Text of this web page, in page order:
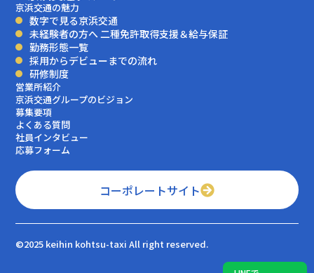
京浜交通の魅力
数字で見る京浜交通
未経験者の方へ 二種免許取得支援＆給与保証
勤務形態一覧
採用からデビューまでの流れ
研修制度
営業所紹介
京浜交通グループのビジョン
募集要項
よくある質問
社員インタビュー
応募フォーム
コーポレートサイト
©2025 keihin kohtsu-taxi All right reserved.